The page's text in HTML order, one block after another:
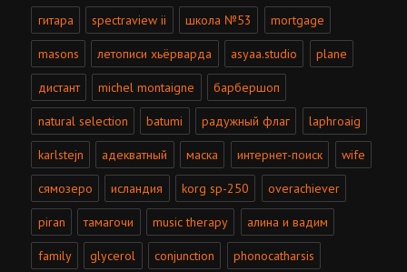
гитара spectraview ii школа №53 mortgage
masons летописи хьёрварда asyaa.studio plane
дистант michel montaigne барбершоп
natural selection batumi радужный флаг laphroaig
karlstejn адекватный маска интернет-поиск wife
сямозеро исландия korg sp-250 overachiever
piran тамагочи music therapy алина и вадим
family glycerol conjunction phonocatharsis